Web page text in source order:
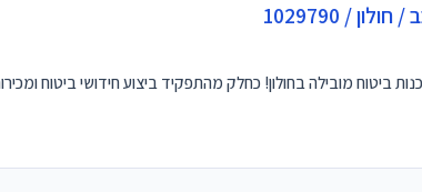
/ 1029790
ביטוח מובילה בחולון! כחלק מהתפקיד ביצוע חידושי ביטוח